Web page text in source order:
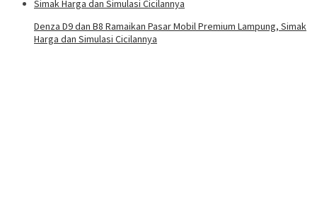
Denza D9 dan B8 Ramaikan Pasar Mobil Premium Lampung, Simak
Harga dan Simulasi Cicilannya